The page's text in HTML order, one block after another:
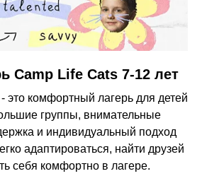
Camp Life Cats 7-12 лет
это комфортный лагерь для детей
группы, внимательные
и индивидуальный подход
адаптироваться, найти друзей
себя комфортно в лагере.